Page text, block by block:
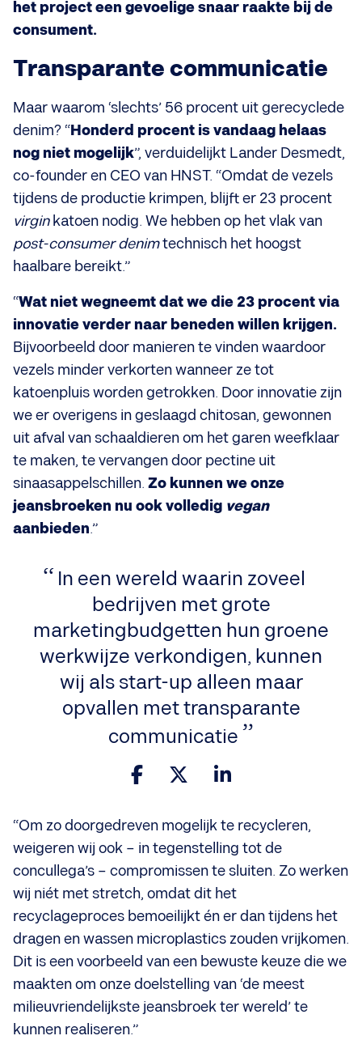
het project een gevoelige snaar raakte bij de
consument.
Transparante communicatie
Maar waarom ‘slechts’ 56 procent uit gerecyclede
denim? “Honderd procent is vandaag helaas
nog niet mogelijk”, verduidelijkt Lander Desmedt,
co-founder en CEO van HNST. “Omdat de vezels
tijdens de productie krimpen, blijft er 23 procent
virgin katoen nodig. We hebben op het vlak van
post-consumer denimtechnisch het hoogst
haalbare bereikt.”
“Wat niet wegneemt dat we die 23 procent via
innovatie verder naar beneden willen krijgen.
Bijvoorbeeld door manieren te vinden waardoor
vezels minder verkorten wanneer ze tot
katoenpluis worden getrokken. Door innovatie zijn
we er overigens in geslaagd chitosan, gewonnen
uit afval van schaaldieren om het garen weefklaar
te maken, te vervangen door pectine uit
sinaasappelschillen. Zo kunnen we onze
jeansbroeken nu ook volledig vegan
aanbieden.”
In een wereld waarin zoveel
bedrijven met grote
marketingbudgetten hun groene
werkwijze verkondigen, kunnen
wij als start-up alleen maar
opvallen met transparante
communicatie
“Om zo doorgedreven mogelijk te recycleren,
weigeren wij ook – in tegenstelling tot de
concullega’s – compromissen te sluiten. Zo werken
wij niét met stretch, omdat dit het
recyclageproces bemoeilijkt én er dan tijdens het
dragen en wassen microplastics zouden vrijkomen.
Dit is een voorbeeld van een bewuste keuze die we
maakten om onze doelstelling van ‘de meest
milieuvriendelijkste jeansbroek ter wereld’ te
kunnen realiseren.”